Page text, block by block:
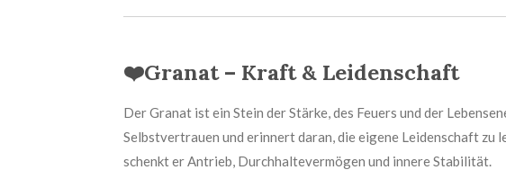
❤️Granat – Kraft & Leidenschaft
Der Granat ist ein Stein der Stärke, des Feuers und der
Selbstvertrauen und erinnert daran, die eigene Leidenschaft zu
schenkt er Antrieb, Durchhaltevermögen und innere Stabilität.